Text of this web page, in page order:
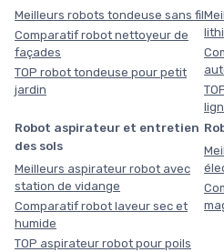
Meilleurs robots tondeuse sans fil
Comparatif robot nettoyeur de
façades
TOP robot tondeuse pour petit
jardin
Robot aspirateur et entretien
des sols
Meilleurs aspirateur robot avec
station de vidange
Comparatif robot laveur sec et
humide
TOP aspirateur robot pour poils